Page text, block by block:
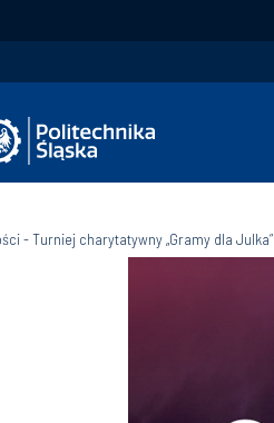
-Turniej charytatywny „Gramy dla Julka”